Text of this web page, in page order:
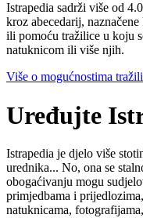
Istrapedia sadrži više od
kroz abecedarij,
ili pomoću tražilice u koju
natuknicom ili više njih.
Više o mogućnostima
Uređujte
Istrapedia je djelo više
urednika... No, ona se
obogaćivanju mogu
primjedbama i
natuknicama,